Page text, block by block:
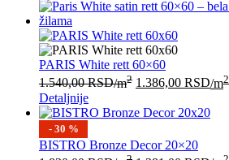
PARIS White rett 60×60
1.540,00RSD/m2 1.386,00 RSD/m2
Detaljnije
- 30 %
BISTRO Bronze Decor 20×20